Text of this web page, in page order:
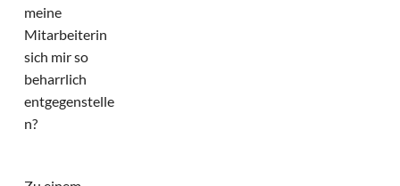
meine
Mitarbeiterin
sich mir so
beharrlich
entgegenstelle
n?